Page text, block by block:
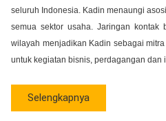
seluruh Indonesia. Kadin menaungi
semua sektor usaha. Jaringan
wilayah menjadikan Kadin sebagai
untuk kegiatan bisnis, perdagangan dan
Selengkapnya